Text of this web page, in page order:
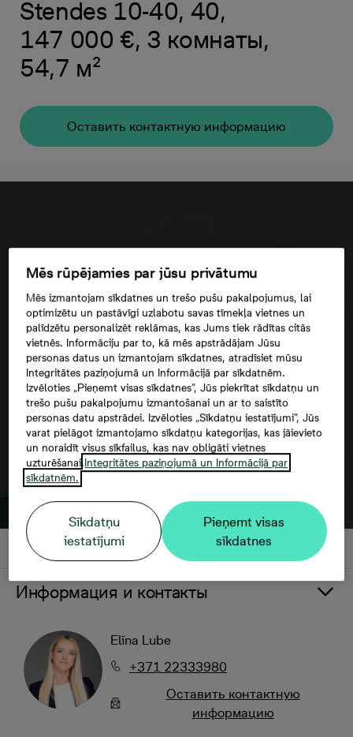
Stendes 10-40, 40,
147 000 €, 3 комнаты,
54,7 м²
Oставить контактную информацию
Согласие третьего лица
Информация и контакты
Elīna Lube
+371 22333980
Oставить контактную
информацию
Mēs rūpējamies par jūsu privātumu
Mēs izmantojam sīkdatnes un trešo pušu pakalpojumus, lai
optimizētu un pastāvīgi uzlabotu savas tīmekļa vietnes un
palīdzētu personalizēt reklāmas, kas Jums tiek rādītas citās
vietnēs. Informāciju par to, kā mēs apstrādājam Jūsu
personas datus un izmantojam sīkdatnes, atradīsiet mūsu
Integritātes paziņojumā un Informācijā par sīkdatnēm.
Izvēloties „Pieņemt visas sīkdatnes”, Jūs piekrītat sīkdatņu un
trešo pušu pakalpojumu izmantošanai un ar to saistīto
personas datu apstrādei. Izvēloties „Sīkdatņu iestatījumi”, Jūs
varat pielāgot izmantojamo sīkdatņu kategorijas, kas jāievieto
un noraidīt visus sīkfailus, kas nav obligāti vietnes
uzturēšanai.Integritātes paziņojumā un Informācijā par
sīkdatnēm.
Sīkdatņu
iestatījumi
Pieņemt visas
sīkdatnes